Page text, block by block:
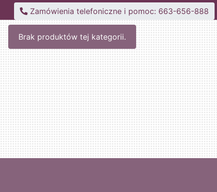
Zamówienia telefoniczne i pomoc: 663-656-888
Brak produktów tej kategorii.